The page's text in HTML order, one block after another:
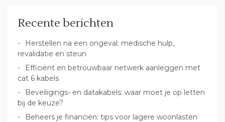
Recente berichten
Herstellen na een ongeval: medische hulp,
revalidatie en steun
Efficiënt en betrouwbaar netwerk aanleggen met
cat 6 kabels
Beveiligings- en datakabels: waar moet je op letten
bij de keuze?
Beheers je financiën: tips voor lagere woonlasten